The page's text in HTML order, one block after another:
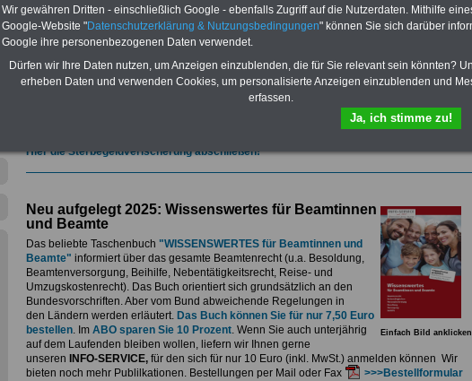
und ausdrucken:Wissenswertes zum Beamtenrecht, Besoldung, Versorgung,
Beihilfe sowieNebentätigkeitsrecht, Tarifrecht, Berufseinstieg und Frauen im
öffentlichen Dienst>>>mehr Informationen
ACHTUNG Nachzahlung für alle Beamtinnen und Beamten des Bundes wegen
amtsangemessener Alimentation
Teilweise 5-stellige Nachzahlungen für Beamtinnen & Beamte im Bund (mit Bahn,
Post, Telekom und Postbank) sowwie einigen Ländern durch die Neuordnung der
>>>zur (Vor)Bestellung
Hier die Sterbegeldverischerung abschließen!
Einfach Bild anklicken
Neu aufgelegt 2025: Wissenswertes für Beamtinnen
und Beamte
Das beliebte Taschenbuch "WISSENSWERTES für Beamtinnen und
Beamte" informiert über das gesamte Beamtenrecht (u.a. Besoldung,
Beamtenversorgung, Beihilfe, Nebentätigkeitsrecht, Reise- und
Umzugskostenrecht). Das Buch orientiert sich grundsätzlich an den
Bundesvorschriften. Aber vom Bund abweichende Regelungen in
den Ländern werden erläutert. Das Buch können Sie für nur 7,50 Euro
bestellen. Im ABO sparen Sie 10 Prozent. Wenn Sie auch unterjährig
auf dem Laufenden bleiben wollen, liefern wir Ihnen gerne
unseren
INFO-SERVICE, für den sich für nur 10 Euro (inkl. MwSt.) anmelden können Wir
bieten noch mehr Publilkationen. Bestellungen per Mail oder Fax
>>>Bestellformular
Wir gewähren Dritten - einschließlich Google - ebenfalls Zugriff auf die Nutzerdaten. Mithilfe
Google-Website "Datenschutzerklärung & Nutzungsbedingungen" können Sie sich darüber
Google ihre personenbezogenen Daten verwendet.
Dürfen wir Ihre Daten nutzen, um Anzeigen einzublenden, die für Sie relevant sein könnten?
erheben Daten und verwenden Cookies, um personalisierte Anzeigen einzublenden und
erfassen.
Ja, ich stimme zu!